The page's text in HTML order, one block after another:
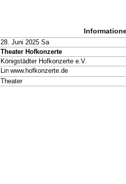
28. Juni 2025 Sa
Theater Hofkonzerte
Königstädter Hofkonzerte e.V.
www.hofkonzerte.de
Theater